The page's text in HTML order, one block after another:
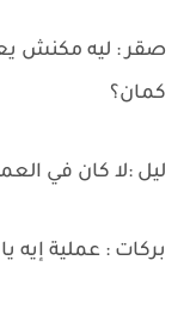
صقر : ليه مكنش
كمان؟
ليل :لا كان في
بركات : عملية إيه